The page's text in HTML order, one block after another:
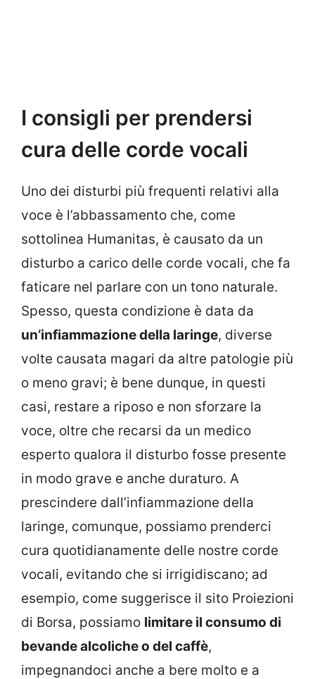
I consigli per prendersi
cura delle corde vocali
Uno dei disturbi più frequenti relativi alla
voce è l’abbassamento che, come
sottolinea Humanitas, è causato da un
disturbo a carico delle corde vocali, che fa
faticare nel parlare con un tono naturale.
Spesso, questa condizione è data da
un’infiammazione della laringe, diverse
volte causata magari da altre patologie più
o meno gravi; è bene dunque, in questi
casi, restare a riposo e non sforzare la
voce, oltre che recarsi da un medico
esperto qualora il disturbo fosse presente
in modo grave e anche duraturo. A
prescindere dall’infiammazione della
laringe, comunque, possiamo prenderci
cura quotidianamente delle nostre corde
vocali, evitando che si irrigidiscano; ad
esempio, come suggerisce il sito Proiezioni
di Borsa, possiamo limitare il consumo di
bevande alcoliche o del caffè,
impegnandoci anche a bere molto e a